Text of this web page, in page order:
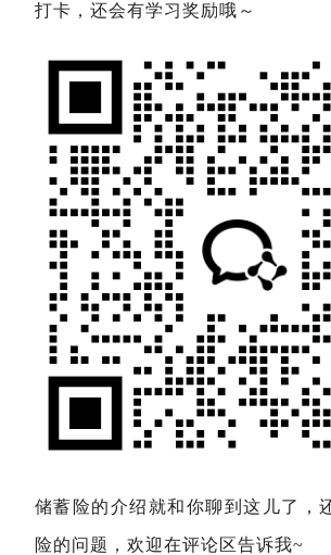
打卡，还会有学习奖励哦～
储蓄险的介绍就和你聊到这儿了，
险的问题，欢迎在评论区告诉我~